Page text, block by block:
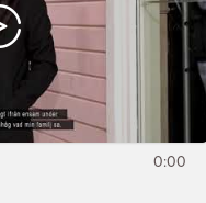
0:00